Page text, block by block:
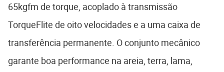
65kgfm de torque, acoplado à transmissão
TorqueFlite de oito velocidades e a uma caixa de
transferência permanente. O conjunto mecânico
garante boa performance na areia, terra, lama,